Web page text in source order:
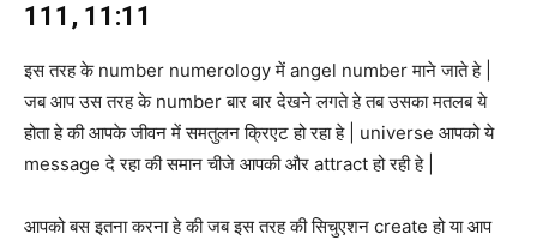
111, 11:11
इस तरह के number numerology में angel number माने जाते हे |
जब आप उस तरह के number बार बार देखने लगते हे तब उसका मतलब ये
होता हे की आपके जीवन में समतुलन क्रिएट हो रहा हे | universe आपको ये
message दे रहा की समान चीजे आपकी और attract हो रही हे |
आपको बस इतना करना हे की जब इस तरह की सिचुएशन create हो या आप